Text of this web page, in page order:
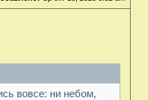
вовсе: ни небом,